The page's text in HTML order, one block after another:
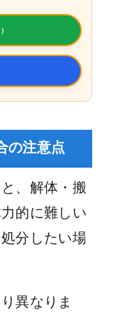
の注意点
、解体・搬
的に難しい
分したい場
異なりま